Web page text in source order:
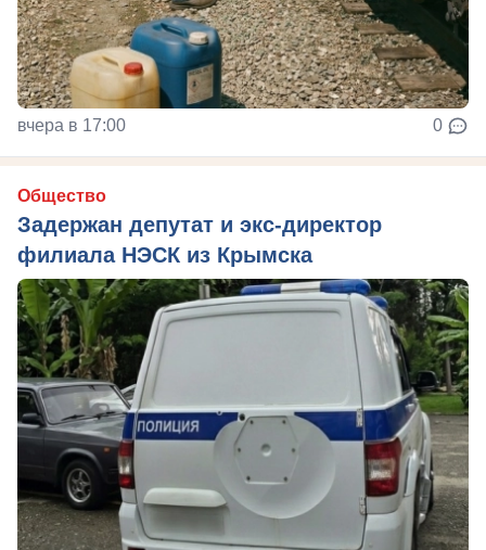
вчера в 17:00 0
Общество
Задержан депутат и экс-директор
филиала НЭСК из Крымска